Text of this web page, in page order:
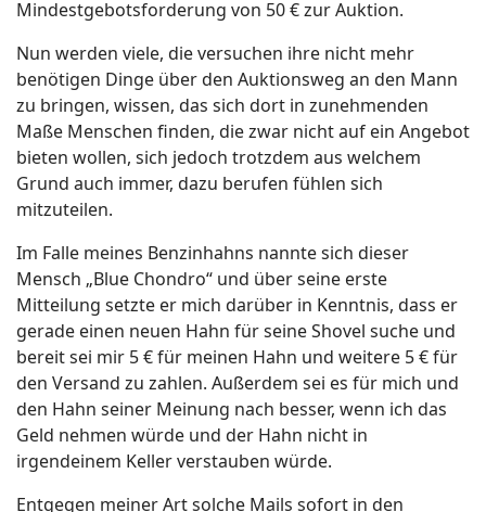
Mindestgebotsforderung von 50 € zur Auktion.
Nun werden viele, die versuchen ihre nicht mehr
benötigen Dinge über den Auktionsweg an den Mann
zu bringen, wissen, das sich dort in zunehmenden
Maße Menschen finden, die zwar nicht auf ein Angebot
bieten wollen, sich jedoch trotzdem aus welchem
Grund auch immer, dazu berufen fühlen sich
mitzuteilen.
Im Falle meines Benzinhahns nannte sich dieser
Mensch „Blue Chondro“ und über seine erste
Mitteilung setzte er mich darüber in Kenntnis, dass er
gerade einen neuen Hahn für seine Shovel suche und
bereit sei mir 5 € für meinen Hahn und weitere 5 € für
den Versand zu zahlen. Außerdem sei es für mich und
den Hahn seiner Meinung nach besser, wenn ich das
Geld nehmen würde und der Hahn nicht in
irgendeinem Keller verstauben würde.
Entgegen meiner Art solche Mails sofort in den